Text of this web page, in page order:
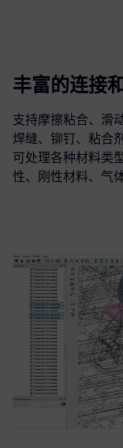
丰富的连接
支持摩擦粘合、滑
焊缝、铆钉、粘合
可处理各种材料类
性、刚性材料、气